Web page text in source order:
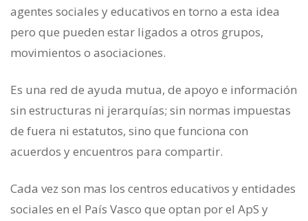
agentes sociales y educativos en torno a esta idea
pero que pueden estar ligados a otros grupos,
movimientos o asociaciones.
Es una red de ayuda mutua, de apoyo e información
sin estructuras ni jerarquías; sin normas impuestas
de fuera ni estatutos, sino que funciona con
acuerdos y encuentros para compartir.
Cada vez son mas los centros educativos y entidades
sociales en el País Vasco que optan por el ApS y